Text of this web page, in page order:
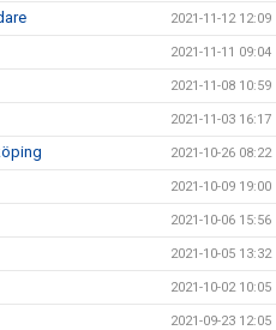
2021-11-12 12:09
2021-11-11 09:04
2021-11-08 10:59
2021-11-03 16:17
2021-10-26 08:22
2021-10-09 19:00
2021-10-06 15:56
2021-10-05 13:32
2021-10-02 10:05
2021-09-23 12:05